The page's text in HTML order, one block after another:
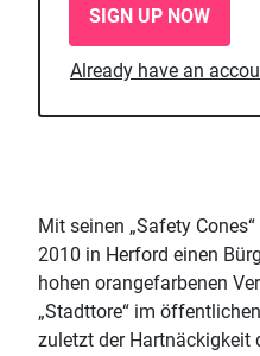
SIGN UP NOW
Already have an
Mit seinen „Safety
2010 in Herford einen
hohen orangefarbenen
„Stadttore“ im
zuletzt der Hartnäckigkeit